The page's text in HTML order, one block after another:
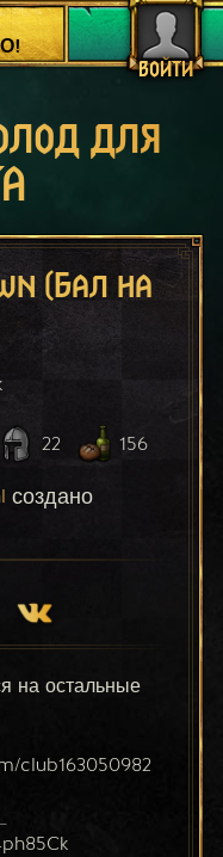
ВОЙТИ
для
(Бал на
22 156
создано
на остальные
club163050982